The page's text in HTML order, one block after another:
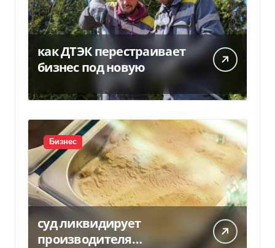
как ДТЭК перестраивает
бизнес под новую
Бизнес
суд ликвидирует
производителя